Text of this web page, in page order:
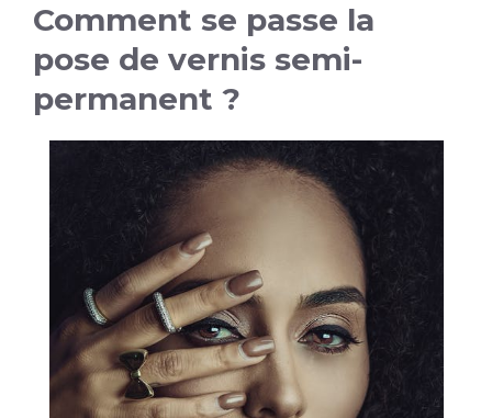
Comment se passe la
pose de vernis semi-
permanent ?